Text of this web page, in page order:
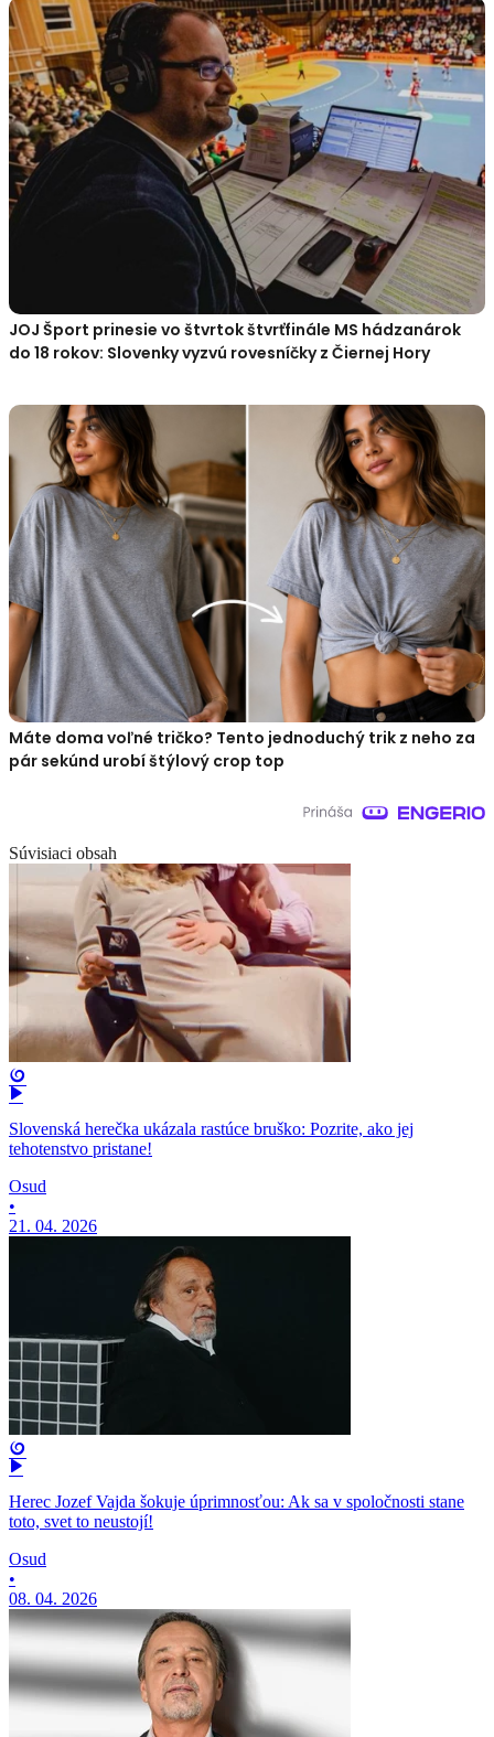
JOJ Šport prinesie vo štvrtok štvrťfinále MS hádzanárok
do 18 rokov: Slovenky vyzvú rovesníčky z Čiernej Hory
Máte doma voľné tričko? Tento jednoduchý trik z neho za
pár sekúnd urobí štýlový crop top
Súvisiaci obsah
Slovenská herečka ukázala rastúce bruško: Pozrite, ako jej
tehotenstvo pristane!
Osud
•
21. 04. 2026
Herec Jozef Vajda šokuje úprimnosťou: Ak sa v spoločnosti stane
toto, svet to neustojí!
Osud
•
08. 04. 2026